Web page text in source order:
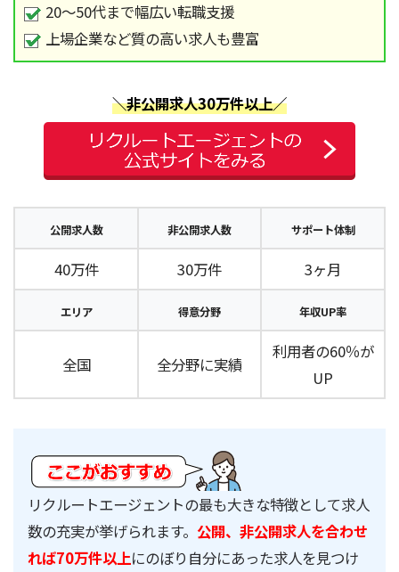
20～50代まで幅広い転職支援
上場企業など質の高い求人も豊富
＼非公開求人30万件以上／
公開求人数 非公開求人数 サポート体制
40万件 30万件 3ヶ月
エリア 得意分野 年収UP率
全国 全分野に実績
利用者の60％が
UP
リクルートエージェントの最も大きな特徴として求人
数の充実が挙げられます。 公開、非公開求人を合わせ
れば70万件以上にのぼり自分にあった求人を見つけ